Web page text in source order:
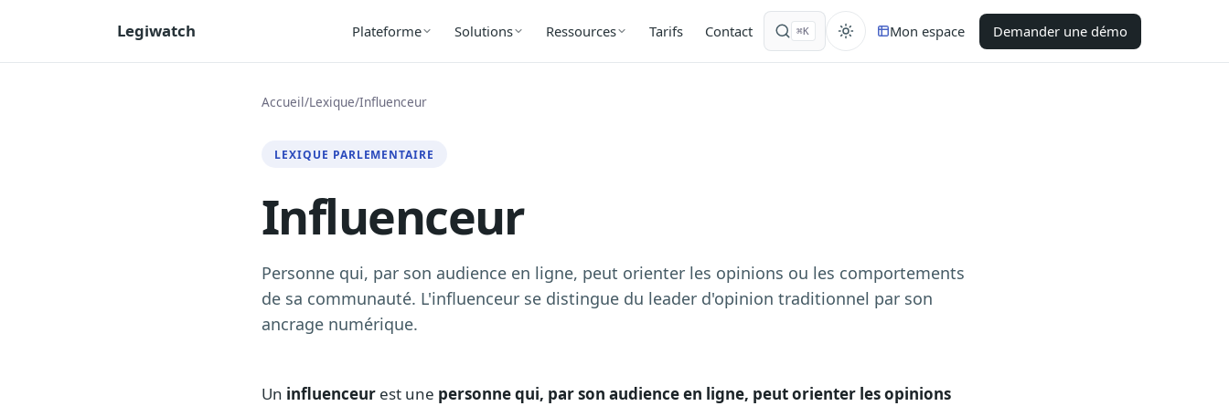
Legiwatch Plateforme Solutions Ressources Tarifs Contact ⌘K Mon espace Demander une démo
Accueil/Lexique/Influenceur
LEXIQUE PARLEMENTAIRE
Influenceur
Personne qui, par son audience en ligne, peut orienter les opinions ou les comportements
de sa communauté. L'influenceur se distingue du leader d'opinion traditionnel par son
ancrage numérique.
Un influenceur est une personne qui, par son audience en ligne, peut orienter les opinions